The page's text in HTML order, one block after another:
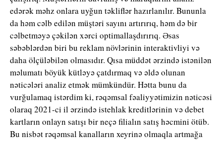
edərək məhz onlara uyğun təkliflər hazırlanılır. Bununla
da həm cəlb edilən müştəri sayını artırırıq, həm də bir
cəlbetməyə çəkilən xərci optimallaşdırırıq. Əsas
səbəblərdən biri bu reklam növlərinin interaktivliyi və
daha ölçüləbilən olmasıdır. Qısa müddət ərzində istənilən
məlumatı böyük kütləyə çatdırmaq və əldə olunan
nəticələri analiz etmək mümkündür. Hətta bunu da
vurğulamaq istərdim ki, rəqəmsal fəaliyyətimizin nəticəsi
olaraq 2021-ci il ərzində istehlak kreditlərinin və debet
kartların onlayn satışı bir neçə filialın satış həcmini ötüb.
Bu nisbət rəqəmsal kanalların xeyrinə olmaqla artmağa